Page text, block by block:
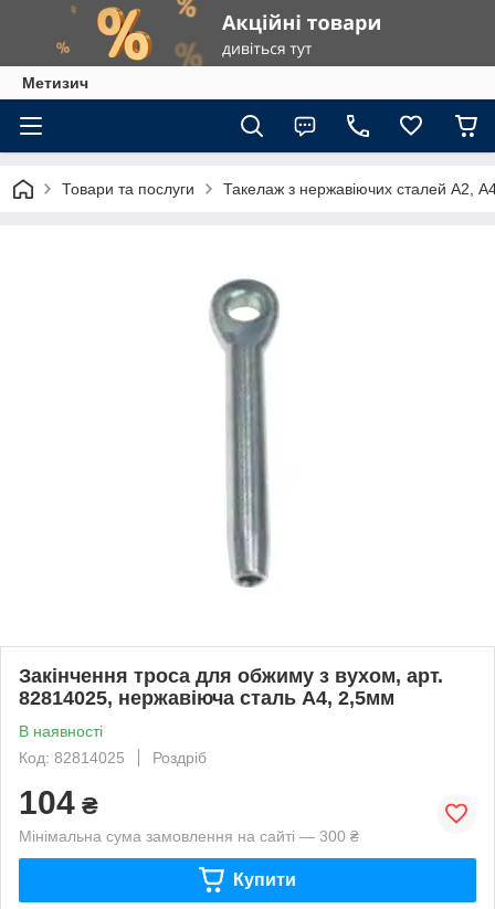
Метизич
Товари та послуги Такелаж з нержавіючих сталей А2,
Закінчення троса для обжиму з вухом, арт.
82814025, нержавіюча сталь А4, 2,5мм
В наявності
Код: 82814025
Роздріб
104 ₴
Мінімальна сума замовлення на сайті — 300 ₴
Купити